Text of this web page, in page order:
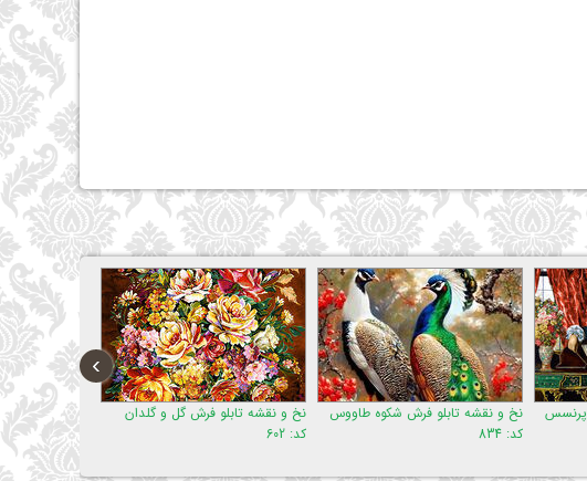
نخ و نقشه تابلو فرش شکوه طاووس
نخ و نقشه تابلو فرش گل و گلدان
نخ و نقشه تابلو فرش وان
›